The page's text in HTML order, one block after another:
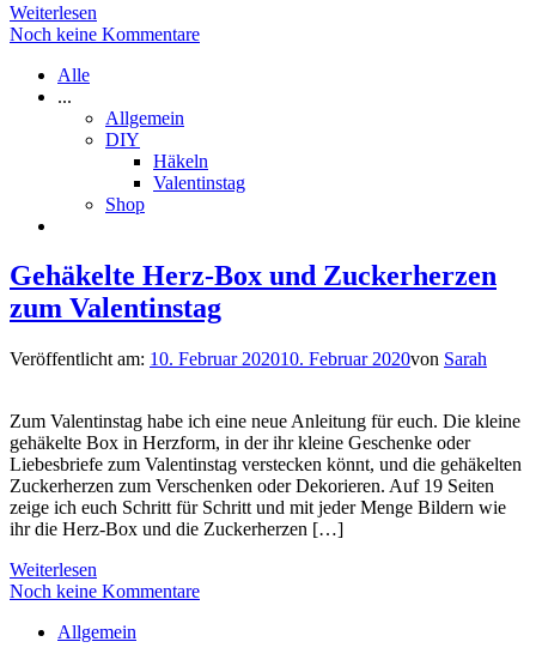
Weiterlesen
Noch keine Kommentare
Alle
...
Allgemein
DIY
Häkeln
Valentinstag
Shop
Gehäkelte Herz-Box und Zuckerherzen
zum Valentinstag
Veröffentlicht am: 10. Februar 202010. Februar 2020von Sarah
Zum Valentinstag habe ich eine neue Anleitung für euch. Die kleine
gehäkelte Box in Herzform, in der ihr kleine Geschenke oder
Liebesbriefe zum Valentinstag verstecken könnt, und die gehäkelten
Zuckerherzen zum Verschenken oder Dekorieren. Auf 19 Seiten
zeige ich euch Schritt für Schritt und mit jeder Menge Bildern wie
ihr die Herz-Box und die Zuckerherzen […]
Weiterlesen
Noch keine Kommentare
Allgemein